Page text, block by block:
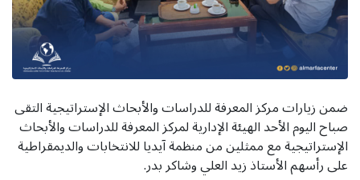
ضمن زيارات مركز المعرفة للدراسات والأبحاث الإستراتيجية التقى
صباح اليوم الأحد الهيئة الإدارية لمركز المعرفة للدراسات والأبحاث
الإستراتيجية مع ممثلين من منظمة آيديا للانتخابات والديمقراطية
على رأسهم الأستاذ زيد العلي وشاكر بدر.